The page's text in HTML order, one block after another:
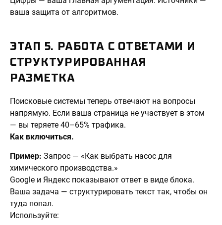
ваша защита от алгоритмов.
ЭТАП 5. РАБОТА С ОТВЕТАМИ И
СТРУКТУРИРОВАННАЯ
РАЗМЕТКА
Поисковые системы теперь отвечают на вопросы
напрямую. Если ваша страница не участвует в этом
— вы теряете 40–65% трафика.
Как включиться.
Пример: Запрос — «Как выбрать насос для
химического производства.»
Google и Яндекс показывают ответ в виде блока.
Ваша задача — структурировать текст так, чтобы он
туда попал.
Используйте: